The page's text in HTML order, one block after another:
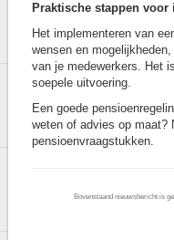
Praktische stappen voor
Het implementeren van
wensen en
van je medewerkers. Het
soepele uitvoering.
Een goede
weten of advies op maat?
pensioenvraagstukken.
Bovenstaand nieuwsbericht is